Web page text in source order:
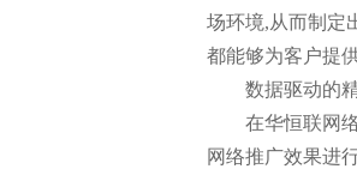
场环境,从而制定
都能够为客户提
数据驱动的
在华恒联网
网络推广效果进